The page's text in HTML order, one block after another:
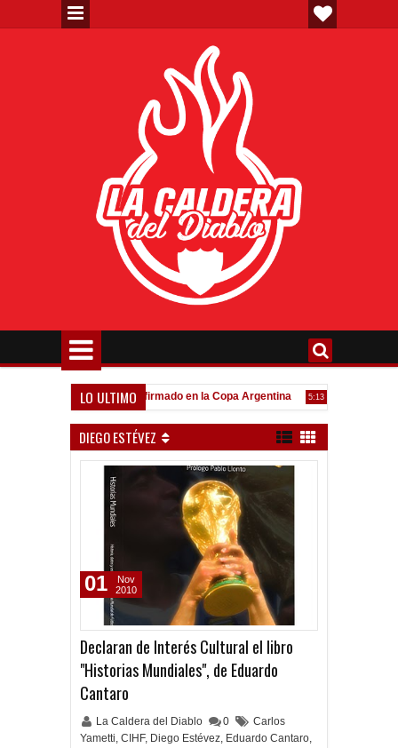
LO ULTIMO
Todo confirmado en la Copa Argentina 5:13 PM Goleada
DIEGO ESTÉVEZ
Declaran de Interés Cultural el libro
"Historias Mundiales", de Eduardo
Cantaro
La Caldera del Diablo 0
Carlos
Yametti, CIHF, Diego Estévez, Eduardo Cantaro,
01
Nov
2010